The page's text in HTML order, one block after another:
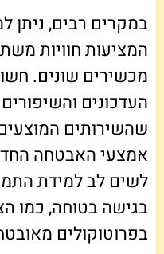
במקרים רבים, ניתן
המציעות חוויות
מכשירים שונים.
העדכונים
שהשירותים
אמצעי האבטחה
לשים לב למידת
בגישה בטוחה, כמו
בפרוטוקולים